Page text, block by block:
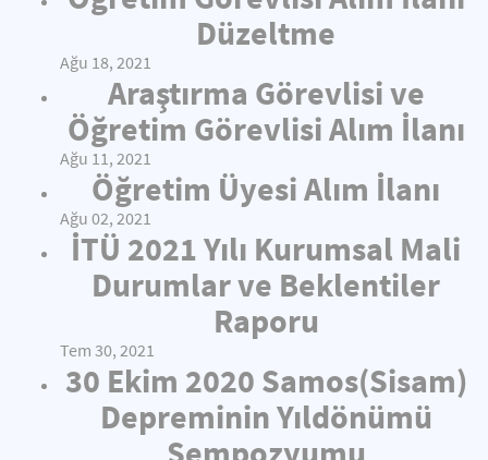
Düzeltme
Ağu 18, 2021
Araştırma Görevlisi ve
Öğretim Görevlisi Alım İlanı
Ağu 11, 2021
Öğretim Üyesi Alım İlanı
Ağu 02, 2021
İTÜ 2021 Yılı Kurumsal Mali
Durumlar ve Beklentiler
Raporu
Tem 30, 2021
30 Ekim 2020 Samos(Sisam)
Depreminin Yıldönümü